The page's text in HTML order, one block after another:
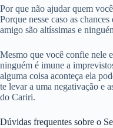
Por que não ajudar quem
Porque nesse caso as
amigo são altíssimas e
Mesmo que você confie nele
ninguém é imune a
alguma coisa aconteça ela
te levar a uma negativação e
do Cariri.
Dúvidas frequentes sobre o